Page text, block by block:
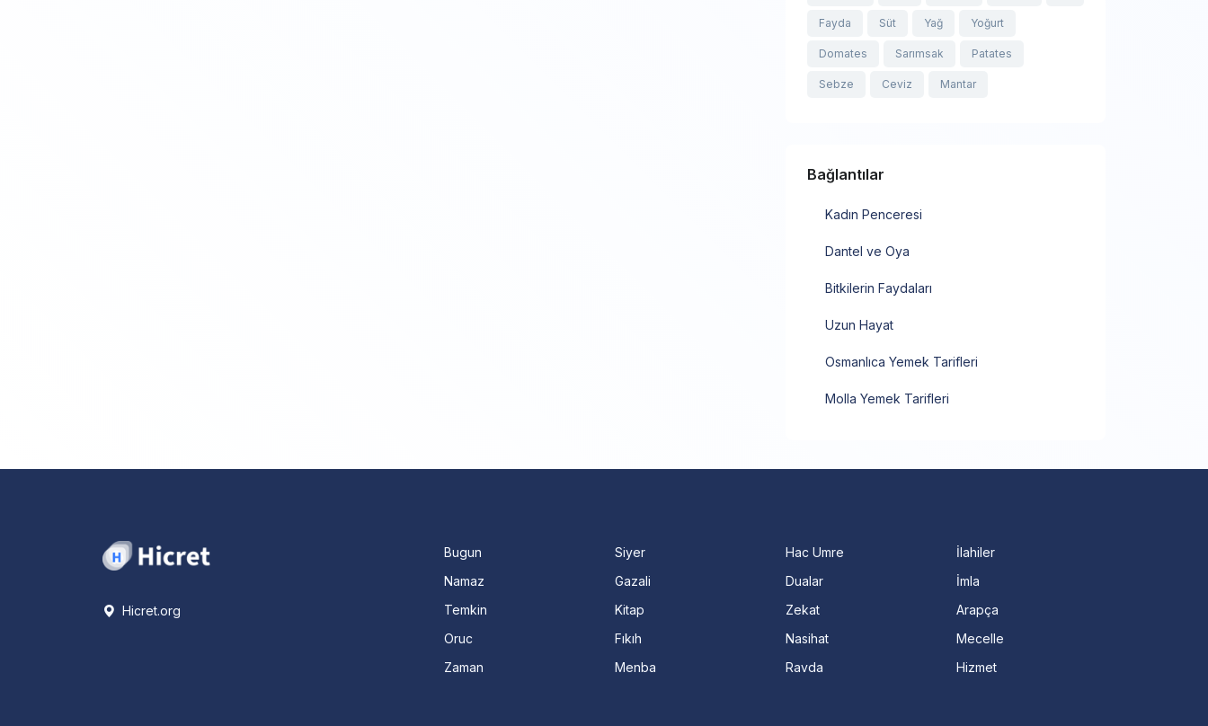
Fayda Süt Yağ Yoğurt
Domates Sarımsak Patates
Sebze Ceviz Mantar
Bağlantılar
Kadın Penceresi
Dantel ve Oya
Bitkilerin Faydaları
Uzun Hayat
Osmanlıca Yemek Tarifleri
Molla Yemek Tarifleri
Hicret.org
Bugun
Namaz
Temkin
Oruc
Zaman
Siyer
Gazali
Kitap
Fıkıh
Menba
Hac Umre
Dualar
Zekat
Nasihat
Ravda
İlahiler
İmla
Arapça
Mecelle
Hizmet